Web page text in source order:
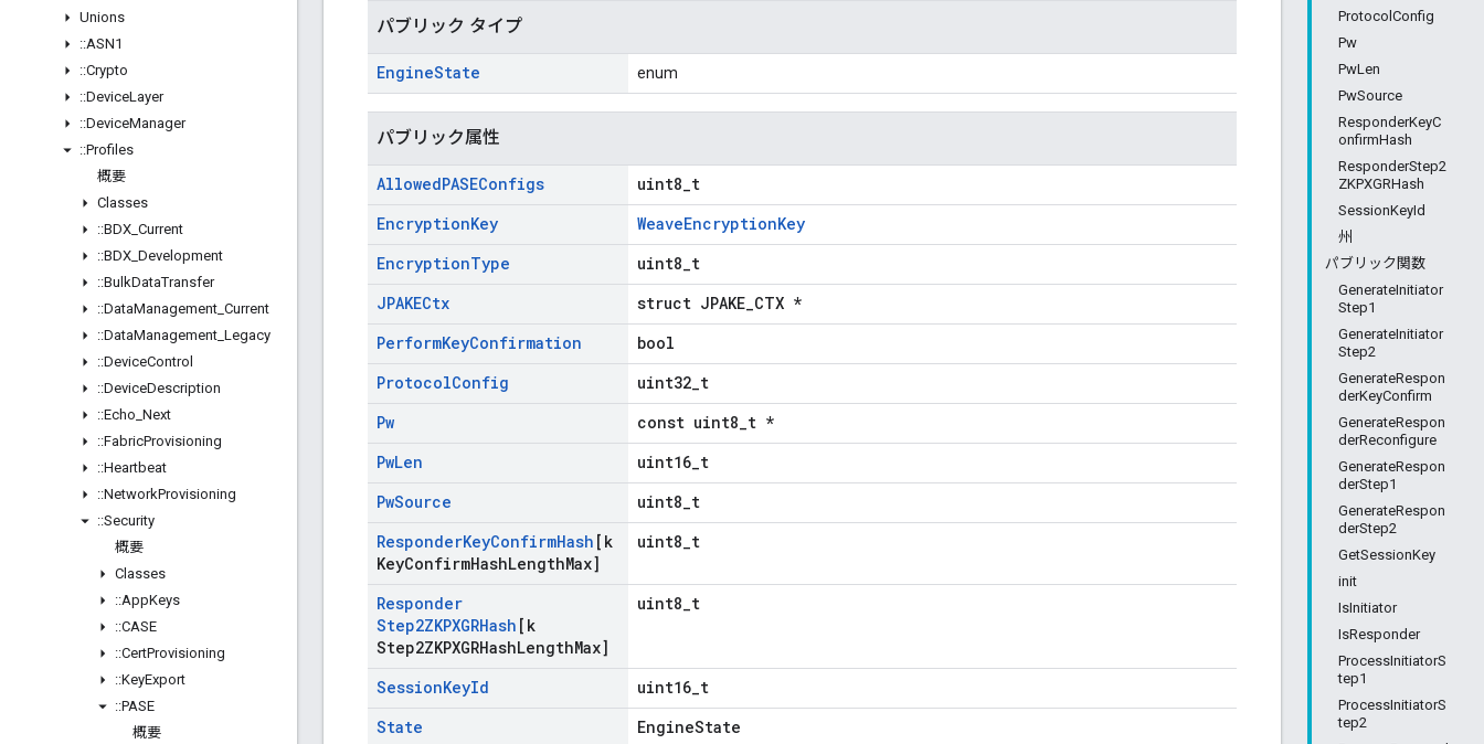
Unions
::ASN1
::Crypto
::DeviceLayer
::DeviceManager
::Profiles
概要
Classes
::BDX Current
::BDX Development
::BulkDataTransfer
::DataManagement Current
::DataManagement Legacy
::DeviceControl
::DeviceDescription
::Echo Next
::FabricProvisioning
::Heartbeat
::NetworkProvisioning
::Security
概要
Classes
::AppKeys
::CASE
::CertProvisioning
::KeyExport
::PASE
概要
ProtocolConfig
Pw
PwLen
PwSource
ResponderKeyC
onfirmHash
ResponderStep2
ZKPXGRHash
SessionKeyId
州
パブリック関数
GenerateInitiator
Step1
GenerateInitiator
Step2
GenerateRespon
derKeyConfirm
GenerateRespon
derReconfigure
GenerateRespon
derStep1
GenerateRespon
derStep2
GetSessionKey
init
IsInitiator
IsResponder
ProcessInitiatorS
tep1
ProcessInitiatorS
tep2
パブリック タイプ
EngineState enum
パブリック属性
AllowedPASEConfigs
uint8_t
EncryptionKey
WeaveEncryptionKey
EncryptionType
uint8_t
JPAKECtx
struct JPAKE_CTX *
PerformKeyConfirmation
bool
ProtocolConfig
uint32_t
Pw
const uint8_t *
PwLen
uint16_t
PwSource
uint8_t
ResponderKeyConfirmHash [k
KeyConfirmHashLengthMax]
uint8_t
Responder
Step2ZKPXGRHash [k
Step2ZKPXGRHashLengthMax]
uint8_t
SessionKeyId
uint16_t
State
EngineState